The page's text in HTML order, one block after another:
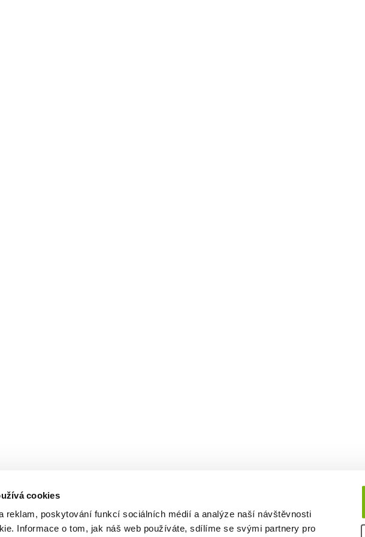
cookies
reklam, poskytování funkcí sociálních médií a analýze naší návštěvnosti
Informace o tom, jak náš web používáte, sdílíme se svými partnery pro